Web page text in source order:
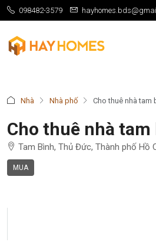
098482-3579
Nhà Nhà phố Cho thuê nhà tam
Cho thuê nhà
Tam Bình, Thủ Đức, Thành phố Hồ
MUA